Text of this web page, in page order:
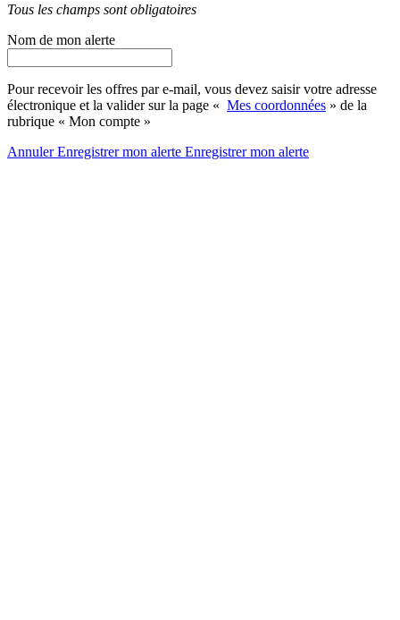
Tous les champs sont obligatoires
Nom de mon alerte
Pour recevoir les offres par e-mail, vous devez saisir votre adresse
électronique et la valider sur la page « Mes coordonnées » de la
rubrique « Mon compte »
AnnulerEnregistrer mon alerte Enregistrermon alerte